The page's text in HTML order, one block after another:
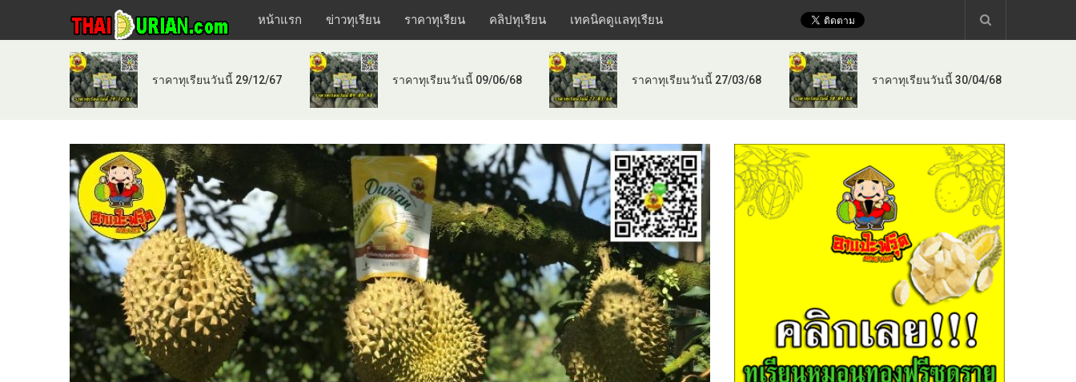
หน้าแรก ข่าวทุเรียน ราคาทุเรียน คลิปทุเรียน เทคนิคดูแลทุเรียน
ราคาทุเรียนวันนี้ 29/12/67 ราคาทุเรียนวันนี้ 09/06/68 ราคาทุเรียนวันนี้ 27/03/68 ราคาทุเรียนวันนี้ 30/04/68